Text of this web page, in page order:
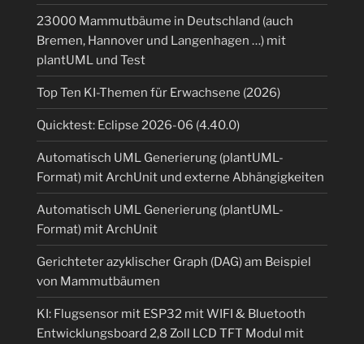
23000 Mammutbäume in Deutschland (auch
Bremen, Hannover und Langenhagen …) mit
plantUML und Test
Top Ten KI-Themen für Erwachsene (2026)
Quicktest: Eclipse 2026-06 (4.40.0)
Automatisch UML Generierung (plantUML-
Format) mit ArchUnit und externe Abhängigkeiten
Automatisch UML Generierung (plantUML-
Format) mit ArchUnit
Gerichteter azyklischer Graph (DAG) am Beispiel
von Mammutbäumen
KI: Flugsensor mit ESP32 mit WIFI & Bluetooth
Entwicklungsboard 2,8 Zoll LCD TFT Modul mit